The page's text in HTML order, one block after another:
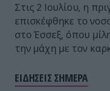
Στις 2 Ιουλίου, η
επισκέφθηκε το
στο Έσσεξ, όπου
την μάχη με τον
ΕΙΔΗΣΕΙΣ ΣΗΜΕΡΑ